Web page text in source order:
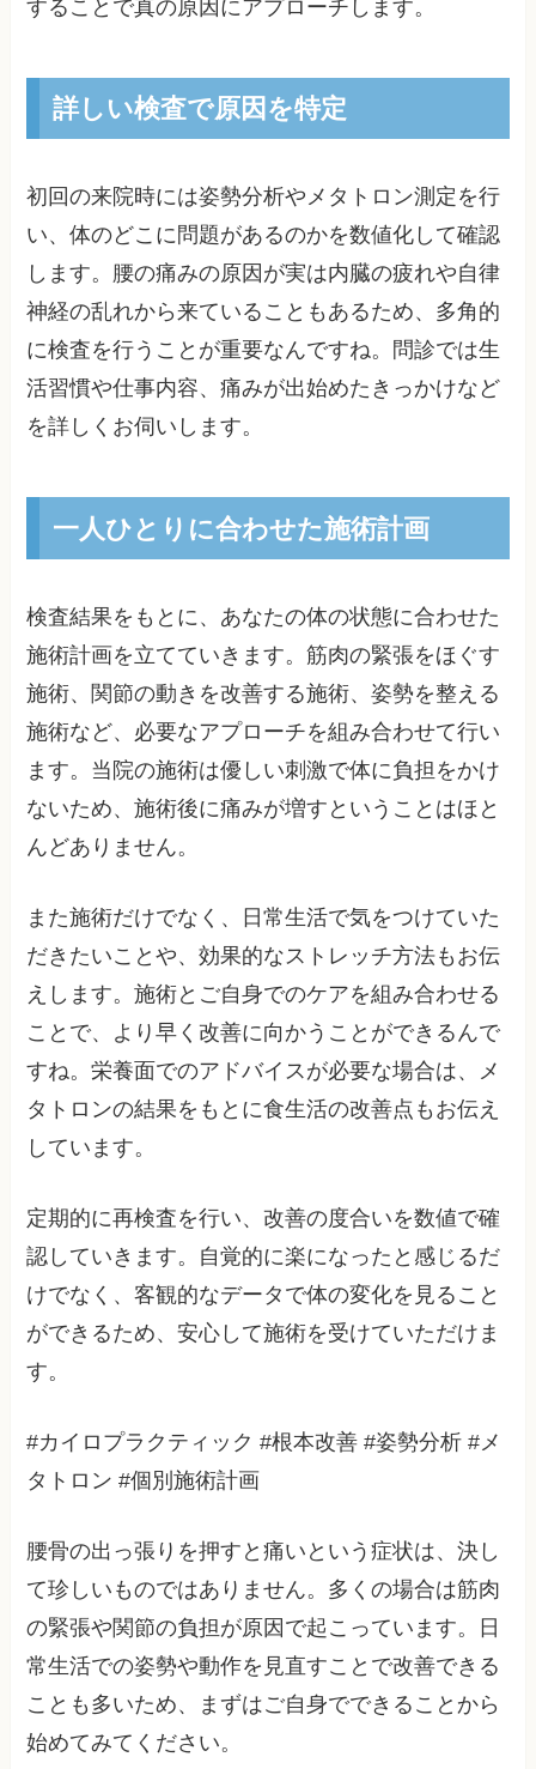
することで真の原因にアプローチします。
詳しい検査で原因を特定
初回の来院時には姿勢分析やメタトロン測定を行
い、体のどこに問題があるのかを数値化して確認
します。腰の痛みの原因が実は内臓の疲れや自律
神経の乱れから来ていることもあるため、多角的
に検査を行うことが重要なんですね。問診では生
活習慣や仕事内容、痛みが出始めたきっかけなど
を詳しくお伺いします。
一人ひとりに合わせた施術計画
検査結果をもとに、あなたの体の状態に合わせた
施術計画を立てていきます。筋肉の緊張をほぐす
施術、関節の動きを改善する施術、姿勢を整える
施術など、必要なアプローチを組み合わせて行い
ます。当院の施術は優しい刺激で体に負担をかけ
ないため、施術後に痛みが増すということはほと
んどありません。
また施術だけでなく、日常生活で気をつけていた
だきたいことや、効果的なストレッチ方法もお伝
えします。施術とご自身でのケアを組み合わせる
ことで、より早く改善に向かうことができるんで
すね。栄養面でのアドバイスが必要な場合は、メ
タトロンの結果をもとに食生活の改善点もお伝え
しています。
定期的に再検査を行い、改善の度合いを数値で確
認していきます。自覚的に楽になったと感じるだ
けでなく、客観的なデータで体の変化を見ること
ができるため、安心して施術を受けていただけま
す。
#カイロプラクティック #根本改善 #姿勢分析 #メ
タトロン #個別施術計画
腰骨の出っ張りを押すと痛いという症状は、決し
て珍しいものではありません。多くの場合は筋肉
の緊張や関節の負担が原因で起こっています。日
常生活での姿勢や動作を見直すことで改善できる
ことも多いため、まずはご自身でできることから
始めてみてください。